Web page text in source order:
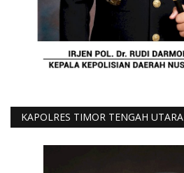
KAPOLRES TIMOR TENGAH UTARA